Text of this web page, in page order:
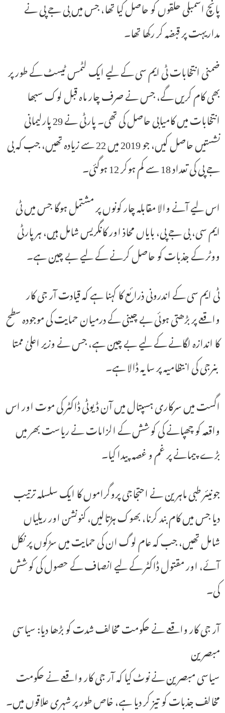
پانچ اسمبلی حلقوں کو حاصل کیا تھا، جس میں بی جے پی نے
مداریہت پر قبضہ کر رکھا تھا۔
ضمنی انتخابات ٹی ایم سی کے لیے ایک لٹمس ٹیسٹ کے طور پر
بھی کام کریں گے، جس نے صرف چار ماہ قبل لوک سبھا
انتخابات میں کامیابی حاصل کی تھی۔ پارٹی نے 29 پارلیمانی
نشستیں حاصل کیں، جو 2019 میں 22 سے زیادہ تھیں، جب کہ بی
جے پی کی تعداد 18 سے کم ہوکر 12 ہوگئی۔
اس لیے آنے والا مقابلہ چار کونوں پر مشتمل ہوگا جس میں ٹی
ایم سی، بی جے پی، بایاں محاذ اور کانگریس شامل ہیں، ہر پارٹی
ووٹر کے جذبات کو حاصل کرنے کے لیے بے چین ہے۔
ٹی ایم سی کے اندرونی ذرائع کا کہنا ہے کہ قیادت آر جی کار
واقعے پر بڑھتی ہوئی بے چینی کے درمیان حمایت کی موجودہ سطح
کا اندازہ لگانے کے لیے بے چین ہے، جس نے وزیر اعلیٰ ممتا
بنرجی کی انتظامیہ پر سایہ ڈالا ہے۔
اگست میں سرکاری ہسپتال میں آن ڈیوٹی ڈاکٹر کی موت اور اس
واقعہ کو چھپانے کی کوشش کے الزامات نے ریاست بھر میں
بڑے پیمانے پر غم و غصہ پیدا کیا۔
جونیئر طبی ماہرین نے احتجاجی پروگراموں کا ایک سلسلہ ترتیب
دیا جس میں کام بند کرنا، بھوک ہڑتالیں، کنونشن اور ریلیاں
شامل تھیں، جب کہ عام لوگ ان کی حمایت میں سڑکوں پر نکل
آئے، اور مقتول ڈاکٹر کے لیے انصاف کے حصول کی کوشش
کی۔
آر جی کار واقعے نے حکومت مخالف شدت کو بڑھا دیا: سیاسی
مبصرین
سیاسی مبصرین نے نوٹ کیا کہ آر جی کار واقعے نے حکومت
مخالف جذبات کو تیز کر دیا ہے، خاص طور پر شہری علاقوں میں۔